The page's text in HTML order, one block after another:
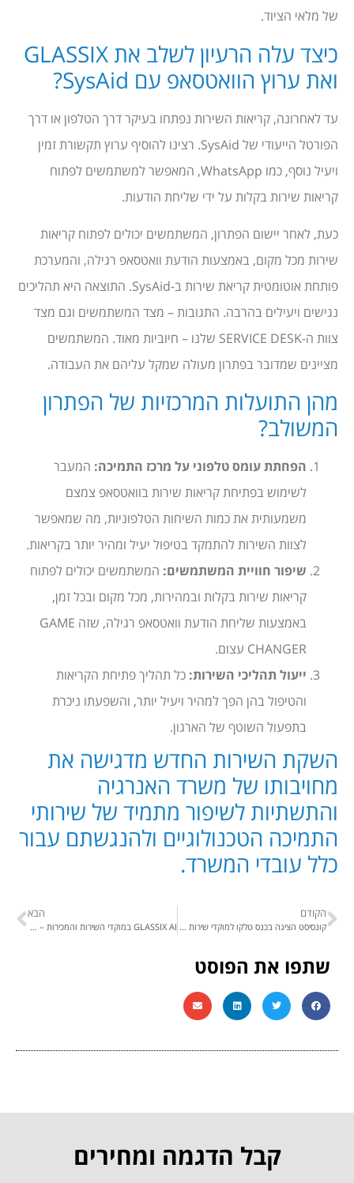
של מלאי הציוד.
כיצד עלה הרעיון לשלב את GLASSIX
ואת ערוץ הוואטסאפ עם SysAid?
עד לאחרונה, קריאות השירות נפתחו בעיקר דרך הטלפון או דרך
הפורטל הייעודי של SysAid. רצינו להוסיף ערוץ תקשורת זמין
ויעיל נוסף, כמו WhatsApp, המאפשר למשתמשים לפתוח
קריאות שירות בקלות על ידי שליחת הודעות.
כעת, לאחר יישום הפתרון, המשתמשים יכולים לפתוח קריאות
שירות מכל מקום, באמצעות הודעת וואטסאפ רגילה, והמערכת
פותחת אוטומטית קריאת שירות ב-SysAid. התוצאה היא תהליכים
נגישים ויעילים בהרבה. התגובות – מצד המשתמשים וגם מצד
צוות ה-SERVICE DESK שלנו – חיוביות מאוד. המשתמשים
מציינים שמדובר בפתרון מעולה שמקל עליהם את העבודה.
מהן התועלות המרכזיות של הפתרון
המשולב?
הפחתת עומס טלפוני על מרכז התמיכה: המעבר
לשימוש בפתיחת קריאות שירות בוואטסאפ צמצם
משמעותית את כמות השיחות הטלפוניות, מה שמאפשר
לצוות השירות להתמקד בטיפול יעיל ומהיר יותר בקריאות.
שיפור חוויית המשתמשים: המשתמשים יכולים לפתוח
קריאות שירות בקלות ובמהירות, מכל מקום ובכל זמן,
באמצעות שליחת הודעת וואטסאפ רגילה, שזה GAME
CHANGER עצום.
ייעול תהליכי השירות: כל תהליך פתיחת הקריאות
והטיפול בהן הפך למהיר ויעיל יותר, והשפעתו ניכרת
בתפעול השוטף של הארגון.
השקת השירות החדש מדגישה את
מחויבותו של משרד האנרגיה
והתשתיות לשיפור מתמיד של שירותי
התמיכה הטכנולוגיים ולהנגשתם עבור
כלל עובדי המשרד.
הקודם
קונסיסט הציגה בכנס טלקו למוקדי שירות של ליאור לוריה
הבא
GLASSIX AI במוקדי השירות והמכירות – המהפכה שמגדירה מחדש את חווית הלקוח ושיפור השירות
שתפו את הפוסט
קבל הדגמה ומחירים